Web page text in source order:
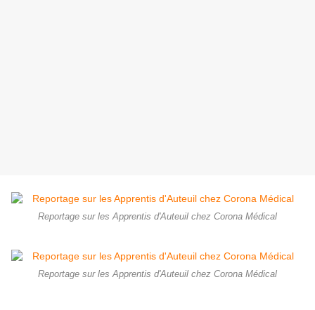
Reportage sur les Apprentis d'Auteuil chez Corona Médical
Reportage sur les Apprentis d'Auteuil chez Corona Médical